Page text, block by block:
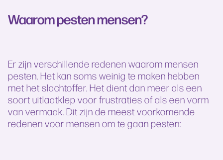
Waarom pesten mensen?
Er zijn verschillende redenen waarom mensen
pesten. Het kan soms weinig te maken hebben
met het slachtoffer. Het dient dan meer als een
soort uitlaatklep voor frustraties of als een vorm
van vermaak. Dit zijn de meest voorkomende
redenen voor mensen om te gaan pesten: